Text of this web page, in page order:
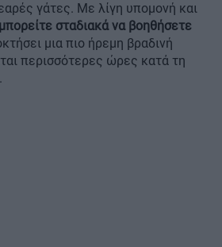
γάτες. Με λίγη υπομονή και
μπορείτε σταδιακά να βοηθήσετε
μια πιο ήρεμη βραδινή
περισσότερες ώρες κατά τη